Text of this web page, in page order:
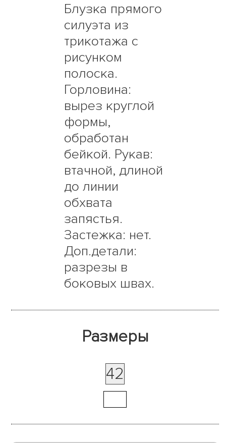
Блузка прямого
силуэта из
трикотажа с
рисунком
полоска.
Горловина:
вырез круглой
формы,
обработан
бейкой. Рукав:
втачной, длиной
до линии
обхвата
запястья.
Застежка: нет.
Доп.детали:
разрезы в
боковых швах.
Размеры
42